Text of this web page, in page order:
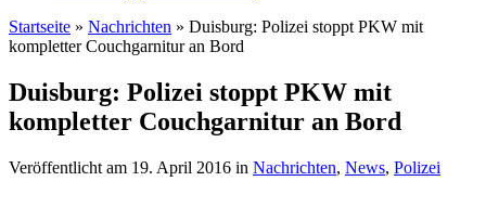
Startseite » Nachrichten » Duisburg: Polizei stoppt PKW mit
kompletter Couchgarnitur an Bord
Duisburg: Polizei stoppt PKW mit
kompletter Couchgarnitur an Bord
Veröffentlicht am 19. April 2016 in Nachrichten, News, Polizei